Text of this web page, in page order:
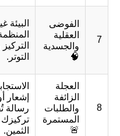
7
الفوضى
العقلية
والجسدية
🧠
البيئة
التوتر.
8
العجلة
الزائفة
والطلبات
المستمرة
🚨
إشعار
رسالة
الثمين.